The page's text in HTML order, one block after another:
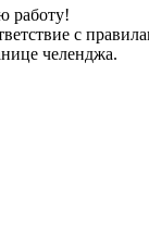
работу!
с
челенджа.